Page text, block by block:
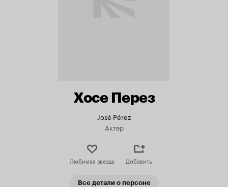
Хосе Перез
José Pérez
Актер
Любимая звезда Добавить
Все детали о персоне